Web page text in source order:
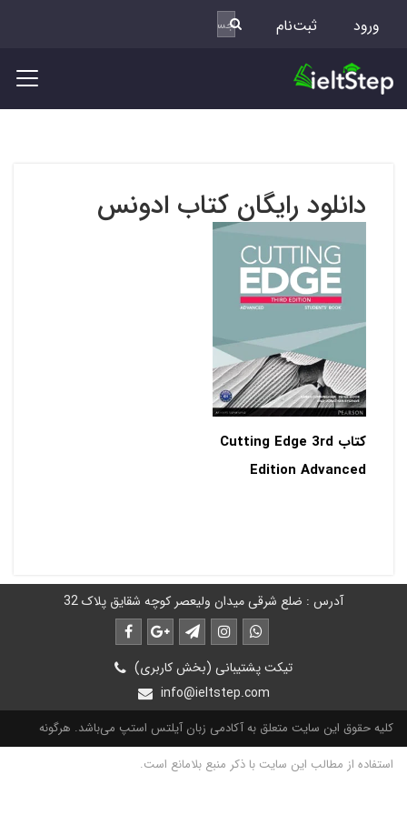
ورود ثبت‌نام
دانلود رایگان کتاب ادونس
کتاب Cutting Edge 3rd
Edition Advanced
آدرس : ضلع شرقی میدان ولیعصر کوچه شقایق پلاک 32
تیکت پشتیبانی (بخش کاربری)
info@ieltstep.com
کلیه حقوق این سایت متعلق به آکادمی زبان آیلتس استپ می‌باشد. هرگونه
استفاده از مطالب این سایت با ذکر منبع بلامانع است.